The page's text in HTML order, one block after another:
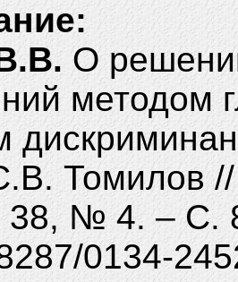
О
методом
Томилов
38, № 4. – С.
0134-